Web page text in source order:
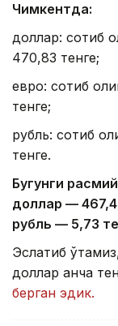
Чимкентда:
доллар: сотиб
470,83 тенге;
евро: сотиб
тенге;
рубль: сотиб
тенге.
Бугунги
доллар — 467,4
рубль — 5,73
Эслатиб
доллар қанча
берган эдик.